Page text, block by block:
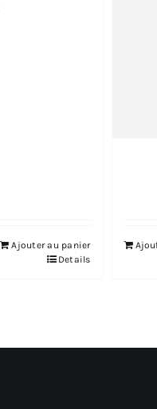
Ajouter au panier
Details